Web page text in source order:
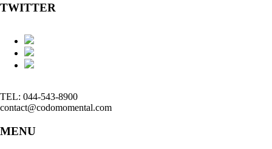
TWITTER
TEL: 044-543-8900
contact@codomomental.com
MENU